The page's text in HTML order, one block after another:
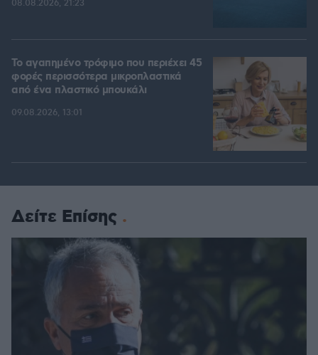
08.08.2026, 21:23
Το αγαπημένο τρόφιμο που περιέχει 45
φορές περισσότερα μικροπλαστικά
από ένα πλαστικό μπουκάλι
09.08.2026, 13:01
Δείτε Επίσης